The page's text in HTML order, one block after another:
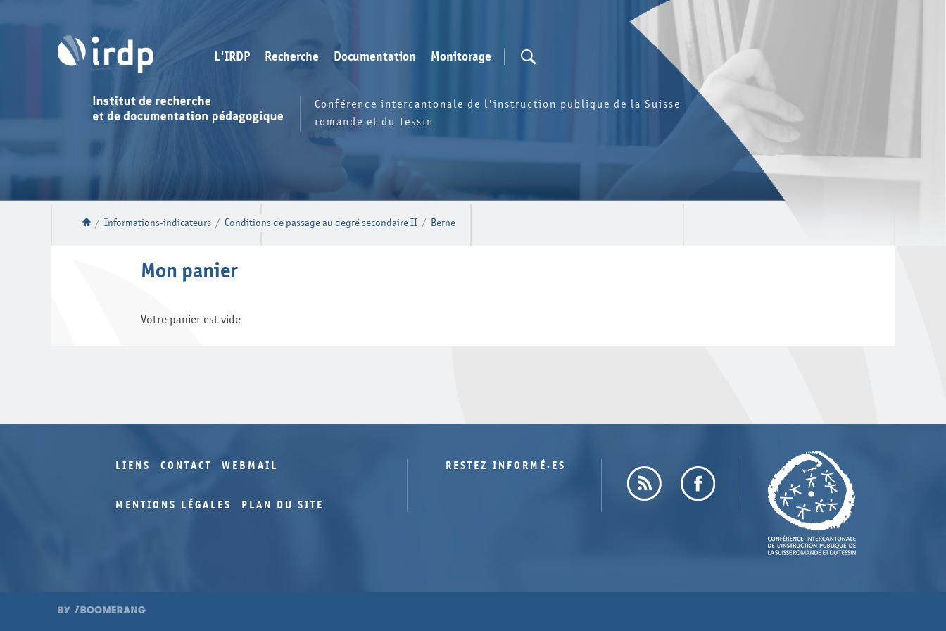
L'IRDP Recherche Documentation Monitorage
Conférence intercantonale de l'instruction publique de la Suisse
romande et du Tessin
/ Informations-indicateurs / Conditions de passage au degré secondaire II / Berne
Mon panier
Votre panier est vide
LIENS CONTACT WEBMAIL
MENTIONS LÉGALES PLAN DU SITE
RESTEZ INFORMÉ·ES